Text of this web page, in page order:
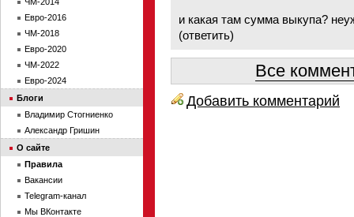
и какая там сумма выкупа?
(ответить)
Все
Добавить комментарий
Евро-2016
ЧМ-2018
Евро-2020
ЧМ-2022
Евро-2024
Блоги
Владимир Стогниенко
Александр Гришин
О сайте
Правила
Вакансии
Telegram-канал
Мы ВКонтакте